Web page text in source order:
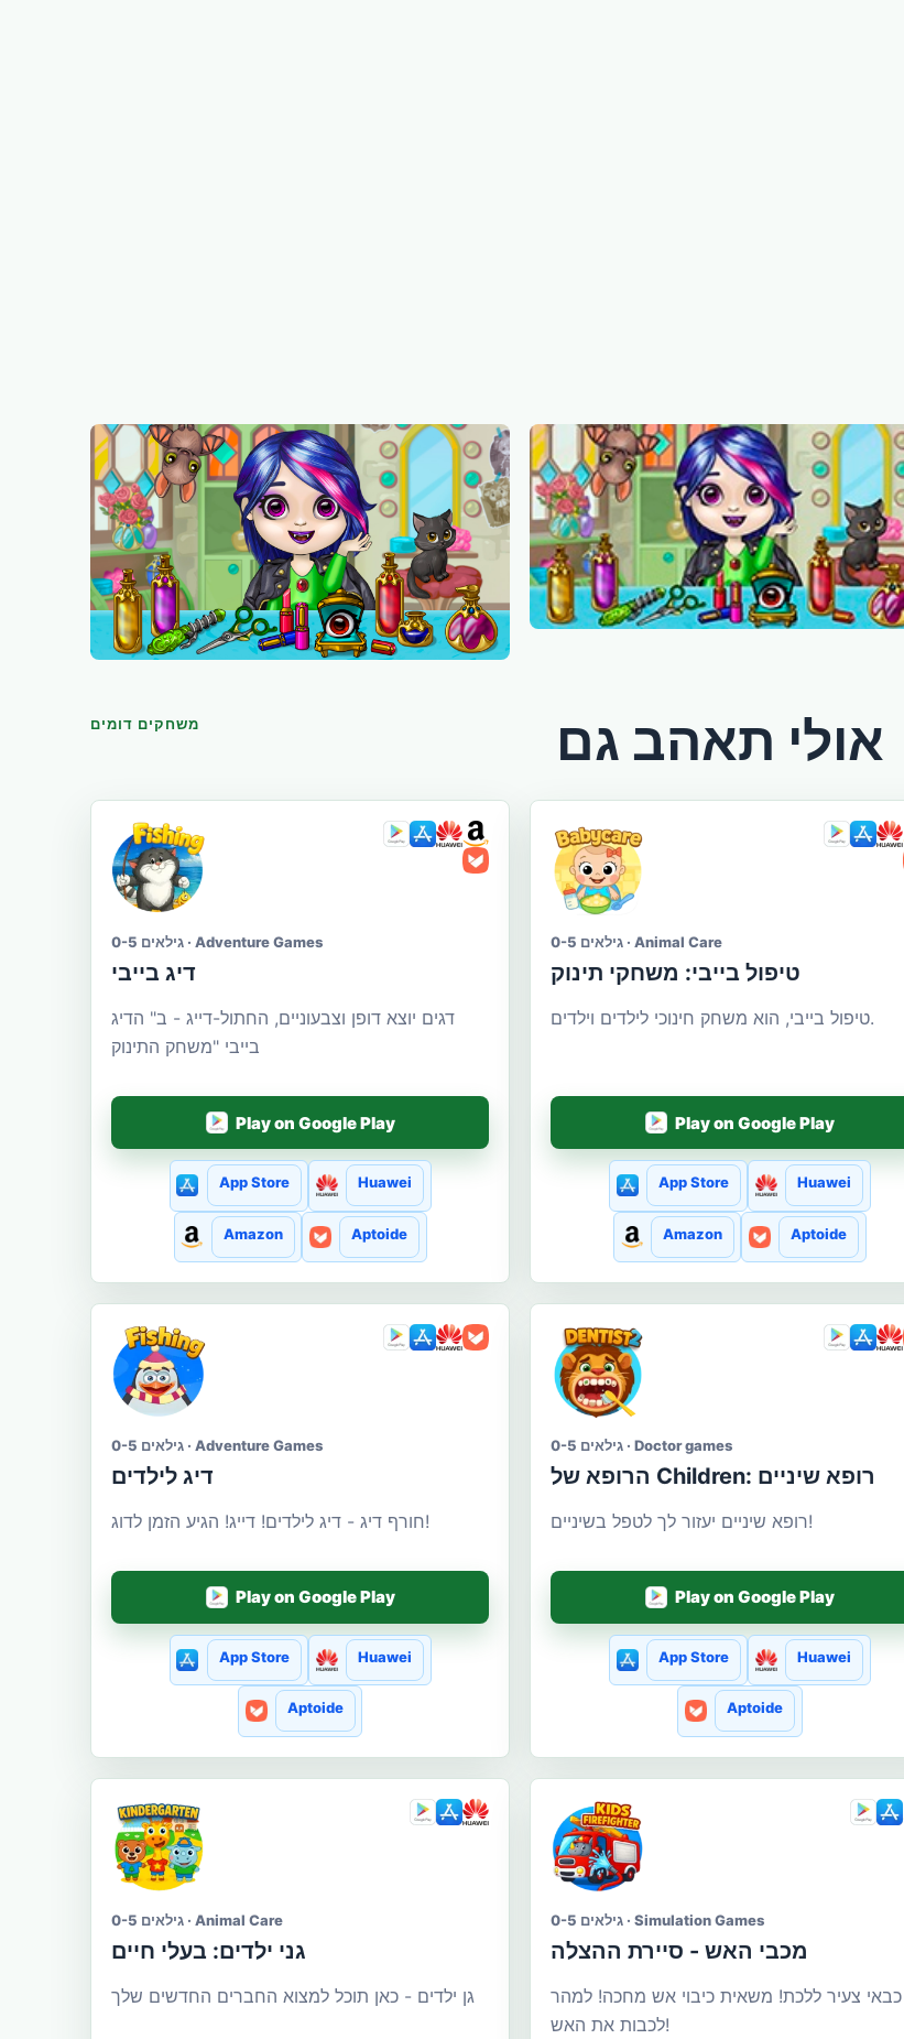
משחקים דומים אולי תאהב גם
גילאים 0-5 · Adventure Games
דיג בייבי
דגים יוצא דופן וצבעוניים, החתול-דייג - ב" הדיג
בייבי "משחק התינוק
Play on Google Play
App Store Huawei
Amazon Aptoide
גילאים 0-5 · Animal Care
טיפול בייבי: משחקי תינוק
טיפול בייבי, הוא משחק חינוכי לילדים וילדים.
Play on Google Play
App Store Huawei
Amazon Aptoide
גילאים 0-5 · Adventure Games
דיג לילדים
חורף דיג - דיג לילדים! דייג! הגיע הזמן לדוג!
Play on Google Play
App Store Huawei
Aptoide
גילאים 0-5 · Doctor games
הרופא של Сhildren: רופא שיניים
רופא שיניים יעזור לך לטפל בשיניים!
Play on Google Play
App Store Huawei
Aptoide
גילאים 0-5 · Animal Care
גני ילדים: בעלי חיים
גן ילדים - כאן תוכל למצוא החברים החדשים שלך
גילאים 0-5 · Simulation Games
מכבי האש - סיירת ההצלה
כבאי צעיר ללכת! משאית כיבוי אש מחכה! למהר
לכבות את האש!